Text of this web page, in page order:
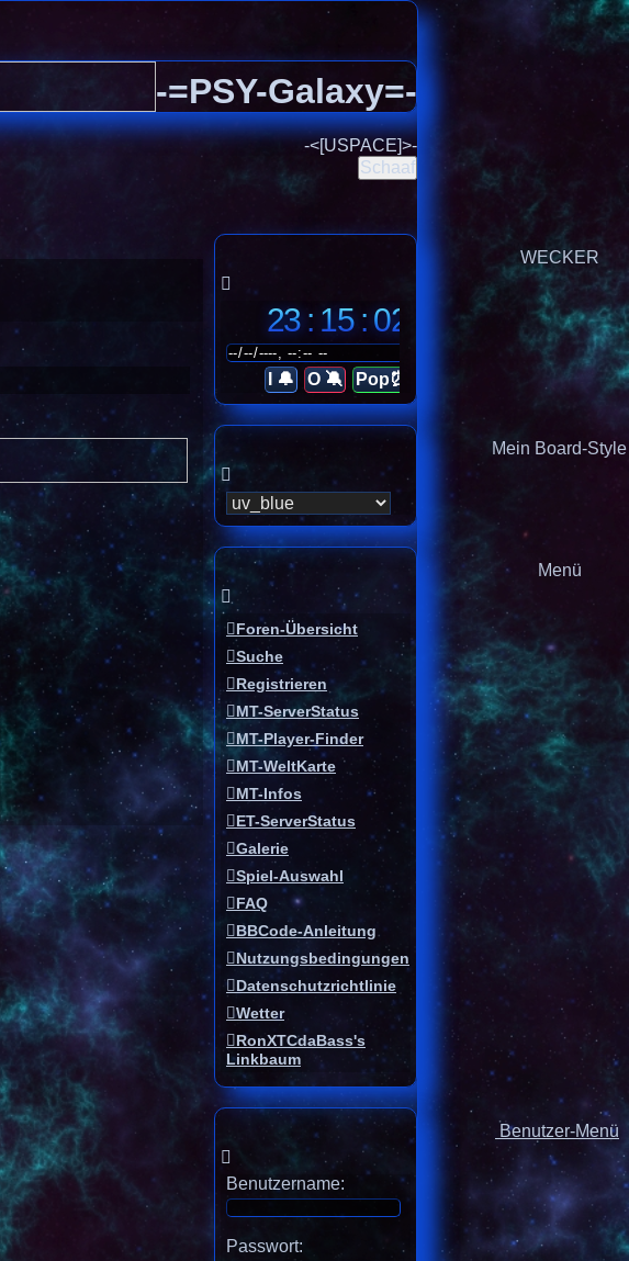
-=PSY-Galaxy=-
-<[USPACE]>-
Schaaf
WECKER
23 : 15 : 04
I 🔔 O 🔕 Pop⏰
Mein Board-Style
Menü
Foren-Übersicht
Suche
Registrieren
MT-ServerStatus
MT-Player-Finder
MT-WeltKarte
MT-Infos
ET-ServerStatus
Galerie
Spiel-Auswahl
FAQ
BBCode-Anleitung
Nutzungsbedingungen
Datenschutzrichtlinie
Wetter
RonXTCdaBass's
Linkbaum
Benutzer-Menü
Benutzername:
Passwort: